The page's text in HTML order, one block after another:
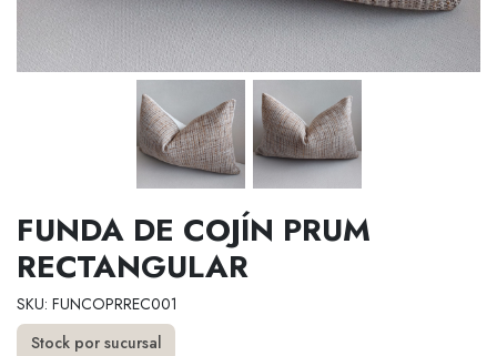
FUNDA DE COJÍN PRUM
RECTANGULAR
SKU: FUNCOPRREC001
Stock por sucursal